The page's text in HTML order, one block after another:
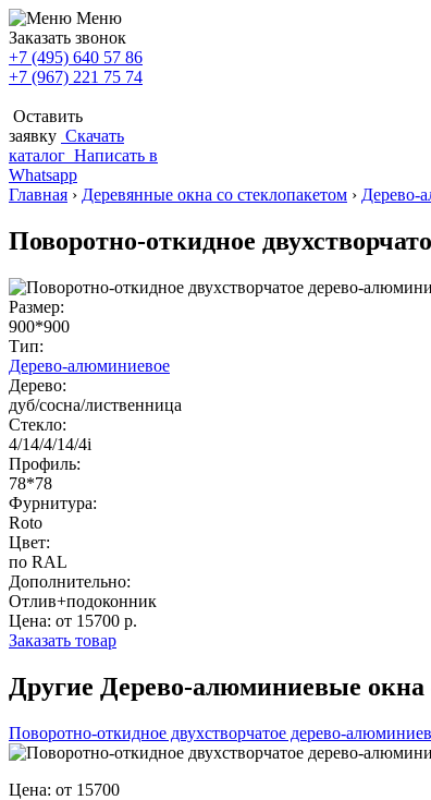
Меню
Заказать звонок
+7 (495) 640 57 86
+7 (967) 221 75 74
Оставить
заявку Скачать
каталог Написать в
Whatsapp
Главная › Деревянные окна со стеклопакетом › Дерево-
Поворотно-откидное
Размер:
900*900
Тип:
Дерево-алюминиевое
Дерево:
дуб/сосна/лиственница
Стекло:
4/14/4/14/4i
Профиль:
78*78
Фурнитура:
Roto
Цвет:
по RAL
Дополнительно:
Отлив+подоконник
Цена: от 15700 р.
Заказать товар
Другие Дерево-алюминиевые окна
Поворотно-откидное двухстворчатое дерево-
Цена: от 15700